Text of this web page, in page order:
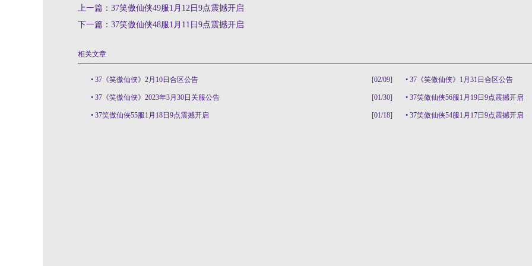
上一篇： 37笑傲仙侠49服1月12日9点震撼开启
下一篇： 37笑傲仙侠48服1月11日9点震撼开启
相关文章
[02/09]
• 37《笑傲仙侠》2月10日合区公告 • 37《笑傲仙侠》1月31日合区公告
[01/30]
• 37《笑傲仙侠》2023年3月30日关服公告 • 37笑傲仙侠56服1月19日9点震撼开启
[01/18]
• 37笑傲仙侠55服1月18日9点震撼开启 • 37笑傲仙侠54服1月17日9点震撼开启